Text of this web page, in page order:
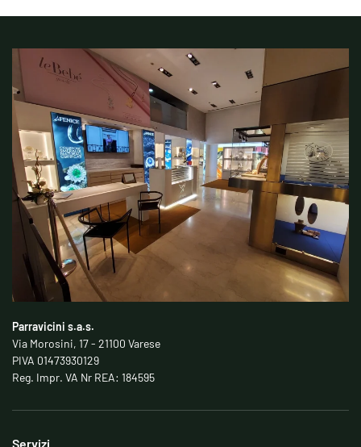
Parravicini s.a.s.
Via Morosini, 17 - 21100 Varese
PIVA 01473930129
Reg. Impr. VA Nr REA: 184595
Servizi